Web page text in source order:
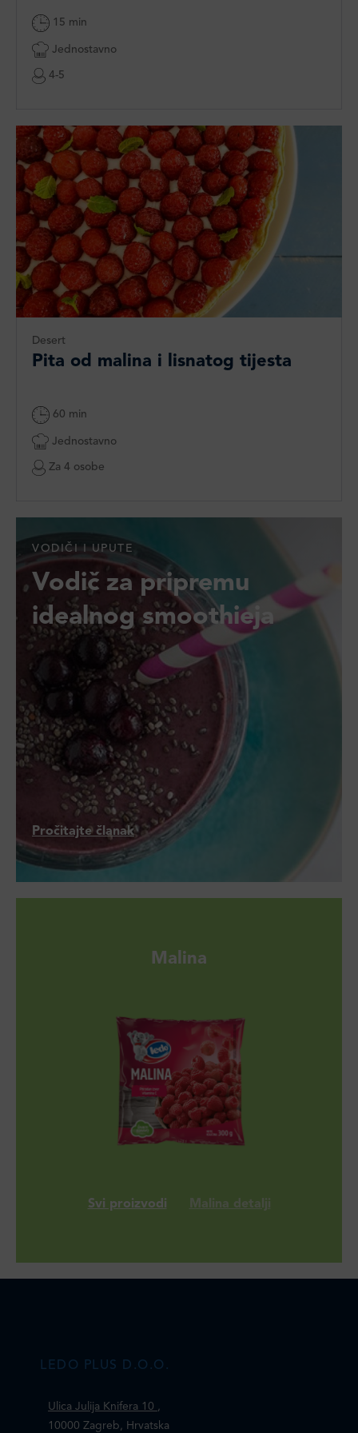
15 min
Jednostavno
4-5
Desert
Pita od malina i lisnatog tijesta
60 min
Jednostavno
Za 4 osobe
VODIČI I UPUTE
Vodič za pripremu
idealnog smoothieja
Pročitajte članak
Malina
Svi proizvodi Malina detalji
LEDO PLUS D.O.O.
Ulica Julija Knifera 10 ,
10000 Zagreb, Hrvatska